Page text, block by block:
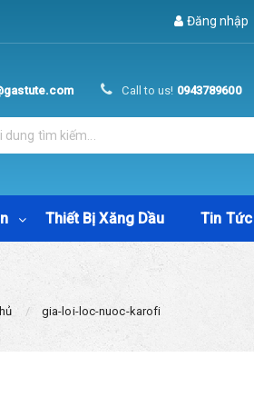
Đăng nhập
Call to us! 0943789600
Thiết Bị Xăng Dầu Tin Tức
gia-loi-loc-nuoc-karofi